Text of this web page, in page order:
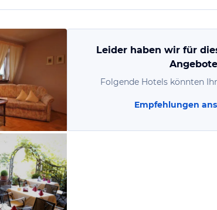
Leider haben wir für
Angebote
Folgende Hotels könnten
Empfehlungen